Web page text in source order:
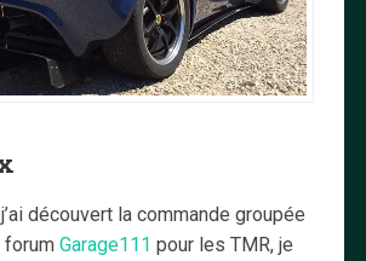
découvert la commande groupée
forum Garage111 pour les TMR, je